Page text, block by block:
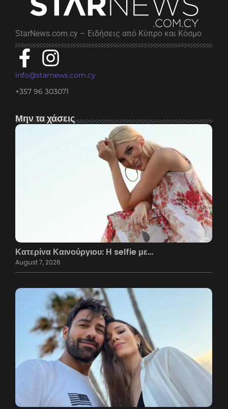
StarNews.com.cy – Ειδήσεις από Κύπρο και Κόσμο
info@starnews.com.cy
+357 96 303071
Μην τα χάσεις
Κατερίνα Καινούργιου: Η selfie με…
August 7, 2026